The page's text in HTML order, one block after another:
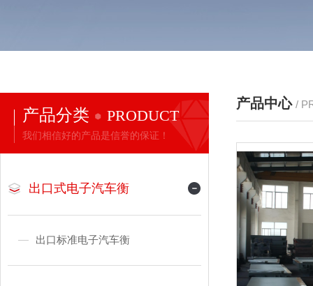
产品分类 PRODUCT
我们相信好的产品是信誉的保证！
出口式电子汽车衡
出口标准电子汽车衡
产品中心 /